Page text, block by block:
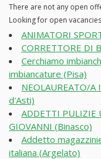
There are not any open
Looking for open
ANIMATORI
CORRETTORE DI
Cerchiamo
imbiancature (Pisa)
NEOLAUREATO/A
d'Asti)
ADDETTI PULIZIE
GIOVANNI (Binasco)
Addetto
italiana (Argelato)